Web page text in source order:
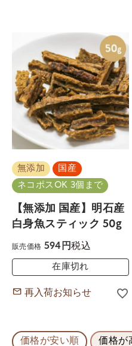
無添加
国産
ネコポスOK 3個まで
【無添加 国産】明石産
白身魚スティック 50g
販売価格 594 税込
在庫切れ
再入荷お知らせ
価格が安い順 価格が